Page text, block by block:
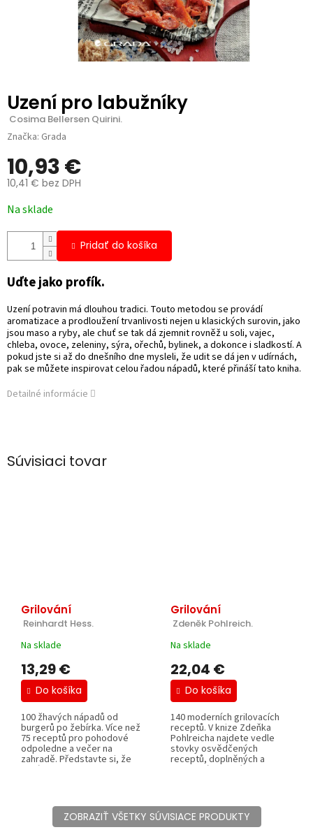
Uzení pro labužníky
Cosima Bellersen Quirini.
Značka: Grada
10,93 €
10,41 € bez DPH
cena:
Na sklade
Pridať do košíka
Uďte jako profík.
Uzení potravin má dlouhou tradici. Touto metodou se provádí
aromatizace a prodloužení trvanlivosti nejen u klasických surovin, jako
jsou maso a ryby, ale chuť se tak dá zjemnit rovněž u soli, vajec,
chleba, ovoce, zeleniny, sýra, ořechů, bylinek, a dokonce i sladkostí. A
pokud jste si až do dnešního dne mysleli, že udit se dá jen v udírnách,
pak se můžete inspirovat celou řadou nápadů, které přináší tato kniha.
Detailné informácie
Súvisiaci tovar
Grilování
Reinhardt Hess.
Na sklade
13,29 €
Do košíka
100 žhavých nápadů od
burgerů po žebírka. Více než
75 receptů pro pohodové
odpoledne a večer na
zahradě. Představte si, že
sedíte venku...
Grilování
Zdeněk Pohlreich.
Na sklade
22,04 €
Do košíka
140 moderních grilovacích
receptů. V knize Zdeňka
Pohlreicha najdete vedle
stovky osvědčených
receptů, doplněných a
upravených, také...
ZOBRAZIŤ VŠETKY SÚVISIACE PRODUKTY